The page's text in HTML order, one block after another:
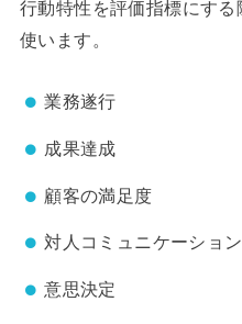
行動特性を評価指標にす
使います。
業務遂行
成果達成
顧客の満足度
対人コミュニケーション
意思決定